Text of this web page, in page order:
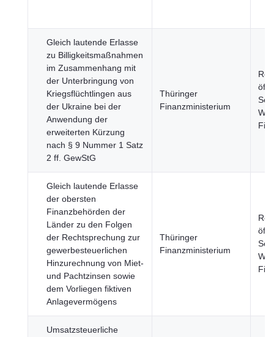
Gleich lautende Erlasse
zu Billigkeitsmaßnahmen
im Zusammenhang mit
der Unterbringung von
Kriegsflüchtlingen aus
der Ukraine bei der
Anwendung der
erweiterten Kürzung
nach § 9 Nummer 1 Satz
2 ff. GewStG
Thüringer
Finanzministerium
Gleich lautende Erlasse
der obersten
Finanzbehörden der
Länder zu den Folgen
der Rechtsprechung zur
gewerbesteuerlichen
Hinzurechnung von Miet-
und Pachtzinsen sowie
dem Vorliegen fiktiven
Anlagevermögens
Thüringer
Finanzministerium
Umsatzsteuerliche